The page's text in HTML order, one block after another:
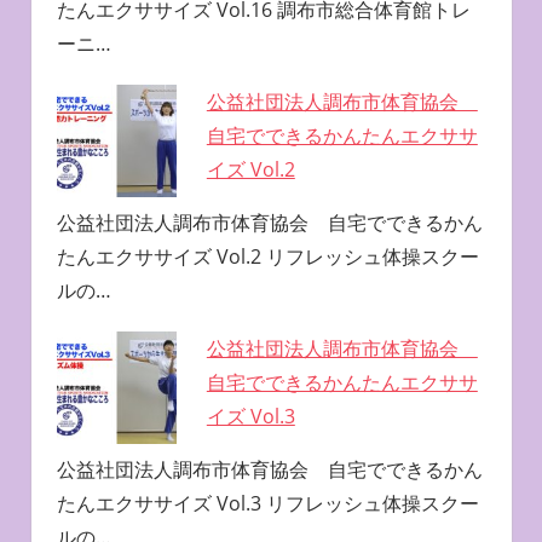
たんエクササイズ Vol.16 調布市総合体育館トレ
ーニ…
公益社団法人調布市体育協会
自宅でできるかんたんエクササ
イズ Vol.2
公益社団法人調布市体育協会 自宅でできるかん
たんエクササイズ Vol.2 リフレッシュ体操スクー
ルの…
公益社団法人調布市体育協会
自宅でできるかんたんエクササ
イズ Vol.3
公益社団法人調布市体育協会 自宅でできるかん
たんエクササイズ Vol.3 リフレッシュ体操スクー